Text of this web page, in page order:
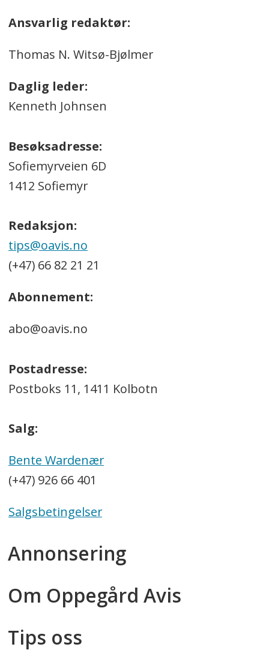
Ansvarlig redaktør:
Thomas N. Witsø-Bjølmer
Daglig leder:
Kenneth Johnsen
Besøksadresse:
Sofiemyrveien 6D
1412 Sofiemyr
Redaksjon:
tips@oavis.no
(+47) 66 82 21 21
Abonnement:
abo@oavis.no
Postadresse:
Postboks 11, 1411 Kolbotn
Salg:
Bente Wardenær
(+47) 926 66 401
Salgsbetingelser
Annonsering
Om Oppegård Avis
Tips oss